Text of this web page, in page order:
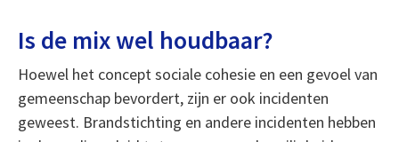
Is de mix wel houdbaar?
Hoewel het concept sociale cohesie en een gevoel van
gemeenschap bevordert, zijn er ook incidenten
geweest. Brandstichting en andere incidenten hebben